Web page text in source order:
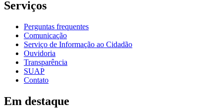
Serviços
Perguntas frequentes
Comunicação
Serviço de Informação ao Cidadão
Ouvidoria
Transparência
SUAP
Contato
Em destaque